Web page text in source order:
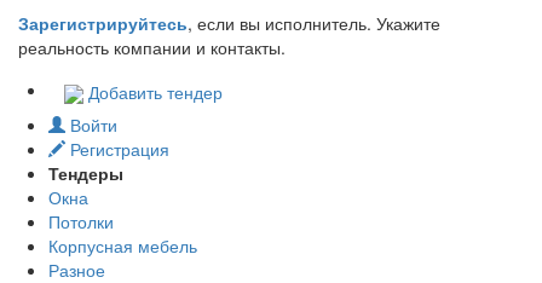
Зарегистрируйтесь, если вы исполнитель. Укажите
реальность компании и контакты.
Добавить тендер
Войти
Регистрация
Тендеры
Окна
Потолки
Корпусная мебель
Разное